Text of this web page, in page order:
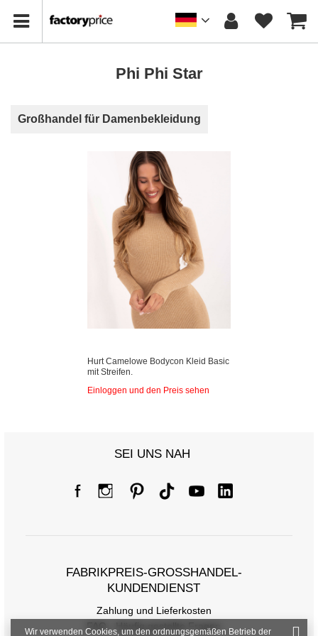
Phi Phi Star
Großhandel für Damenbekleidung
Hurt Camelowe Bodycon Kleid Basic
mit Streifen.
Einloggen und den Preis sehen
SEI UNS NAH
FABRIKPREIS-GROSSHANDEL-K
UNDENDIENST
Zahlung und Lieferkosten
FAQ - Häufig gestellte Fragen
Wir verwenden Cookies, um den ordnungsgemäßen Betrieb der